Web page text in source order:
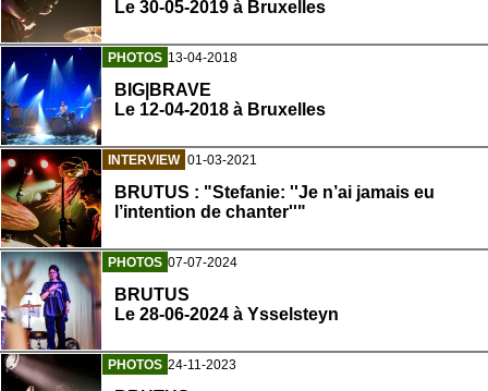
Le 30-05-2019 à Bruxelles
PHOTOS 13-04-2018
BIG|BRAVE
Le 12-04-2018 à Bruxelles
INTERVIEW 01-03-2021
BRUTUS : "Stefanie: ''Je n’ai jamais eu
l’intention de chanter''"
PHOTOS 07-07-2024
BRUTUS
Le 28-06-2024 à Ysselsteyn
PHOTOS 24-11-2023